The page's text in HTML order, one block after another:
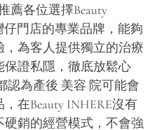
薦各位選擇Beauty
仔門店的專業品牌，能夠
為客人提供獨立的治療
保證私隱，徹底放鬆心
認為產後 美容 院可能會
在Beauty INHERE沒有
銷的經營模式，不會強